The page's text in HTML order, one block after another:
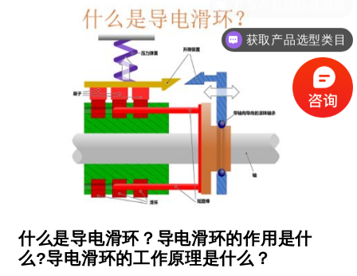
什么是导电滑环？导电滑环的作用是什
么?导电滑环的工作原理是什么？
获取产品选型类目